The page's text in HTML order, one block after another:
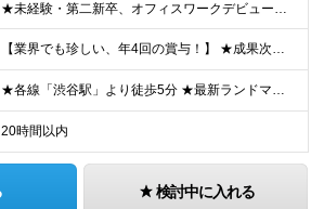
★未経験・第二新卒、オフィスワークデビュー大歓迎 ★平均年齢は28.6歳！ ★20代の若手メンバーが中心になって活躍している職場です！ ●学歴不問 ※35歳以下の方（若年層の長期キャリア形成） ★こ
【業界でも珍しい、年4回の賞与！】 ★成果次第でスピード昇給可 →20代で年収700万〜900万超も！ ■未経験：月給26〜30万円＋賞与年4回（業績による）＋各種手当 ※経験・スキルを考慮して決定
★各線「渋谷駅」より徒歩5分 ★最新ランドマークオフィスです！ ★転勤はありません 【本社】 東京都渋谷区道玄坂2-25-12 道玄坂通 dogenzaka-dori 5階 ※(変更の範囲)上記を除
20時間以内
検討中に入れる